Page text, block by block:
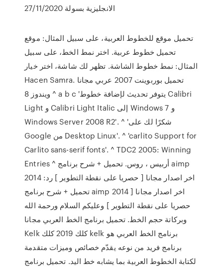
الانجليزية بسولة 27/11/2020
تحميل موقع للخطوط العربية، على سبيل المثال: موقع
تحميل خطوط عربية. اختر نمط الخط، على سبيل
المثال: نمط خطوط الشاشة. تظهر لك شاشة، اختر خيار
Hacen Samra. تحميل بوربوينت 2007 عربي مجانا
ويندوز 8 ^ a b c 'يتوفر تحديث لإضافة خطوط Calibri
Light و Calibri Light Italic إلى Windows 7 و
Windows Server 2008 R2'. ^ 'شكرًا لك على
Google من Desktop Linux'. ^ 'carlito Support for
Carlito sans-serif fonts'. ^ TDC2 2005: Winning
Entries ^ أربيس ، روس. تحميل + شرح برنامج aimp
2014 اخر اصدار مجانا [ حصريا على نقطة التطوير ] رد:
تحميل + شرح برنامج aimp 2014 اخر اصدار مجانا [
حصريا على نقطة التطوير ] وعليكم السلام ورحمة الله
وبركاتة حجم الخط. تحميل برنامج الخط العربي مجانا
Kelk كلك 2019 كلك kelk برنامج الخط العربي هو
برنامج فريد من نوعه يقدّم خصائص وميزات متقدمة
لكتابة الخطوط العربية بما يشابه خط اليد. تحميل برنامج